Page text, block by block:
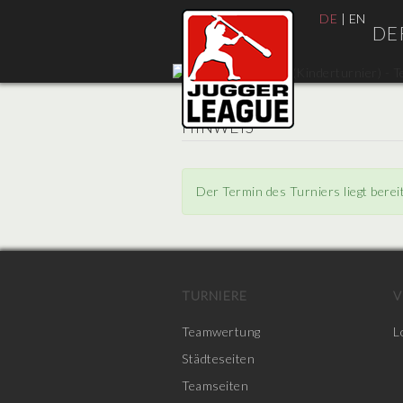
DE | EN
HINWEIS
Der Termin des Turniers liegt
TURNIERE
Teamwertung
Städteseiten
Teamseiten